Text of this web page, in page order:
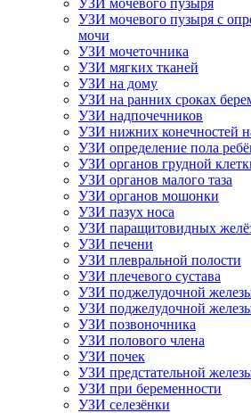
УЗИ мочевого пузыря
УЗИ мочевого пузыря с
мочи
УЗИ мочеточника
УЗИ мягких тканей
УЗИ на дому
УЗИ на ранних сроках
УЗИ надпочечников
УЗИ нижних конечностей
УЗИ определение пола
УЗИ органов грудной
УЗИ органов малого таза
УЗИ органов мошонки
УЗИ пазух носа
УЗИ паращитовидных
УЗИ печени
УЗИ плевральной полости
УЗИ плечевого сустава
УЗИ поджелудочной
УЗИ поджелудочной
УЗИ позвоночника
УЗИ полового члена
УЗИ почек
УЗИ предстательной
УЗИ при беременности
УЗИ селезёнки